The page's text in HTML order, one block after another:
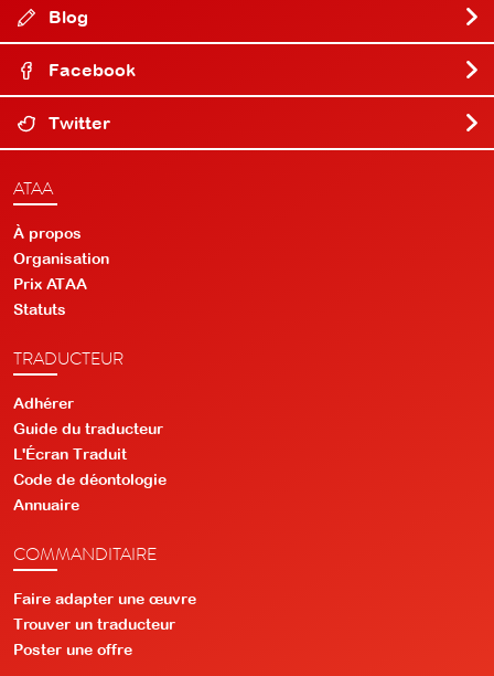
Blog
Facebook
Twitter
ATAA
À propos
Organisation
Prix ATAA
Statuts
TRADUCTEUR
Adhérer
Guide du traducteur
L'Écran Traduit
Code de déontologie
Annuaire
COMMANDITAIRE
Faire adapter une œuvre
Trouver un traducteur
Poster une offre